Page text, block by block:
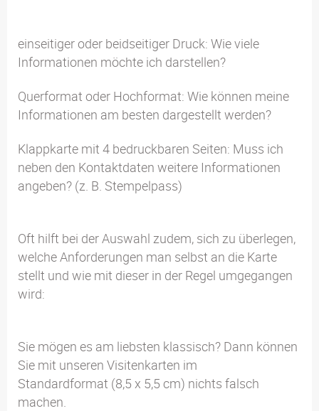
einseitiger oder beidseitiger Druck: Wie viele
Informationen möchte ich darstellen?
Querformat oder Hochformat: Wie können meine
Informationen am besten dargestellt werden?
Klappkarte mit 4 bedruckbaren Seiten: Muss ich
neben den Kontaktdaten weitere Informationen
angeben? (z. B. Stempelpass)
Oft hilft bei der Auswahl zudem, sich zu überlegen,
welche Anforderungen man selbst an die Karte
stellt und wie mit dieser in der Regel umgegangen
wird:
Sie mögen es am liebsten klassisch? Dann können
Sie mit unseren Visitenkarten im
Standardformat (8,5 x 5,5 cm) nichts falsch
machen.